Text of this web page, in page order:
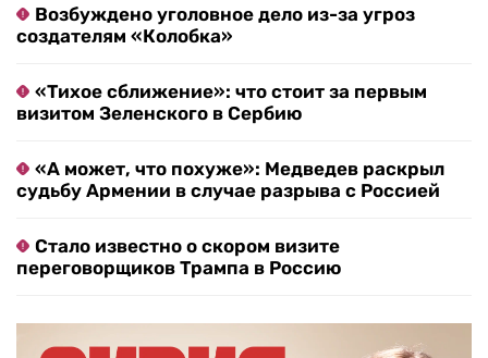
Возбуждено уголовное дело из-за угроз
создателям «Колобка»
«Тихое сближение»: что стоит за первым
визитом Зеленского в Сербию
«А может, что похуже»: Медведев раскрыл
судьбу Армении в случае разрыва с Россией
Стало известно о скором визите
переговорщиков Трампа в Россию